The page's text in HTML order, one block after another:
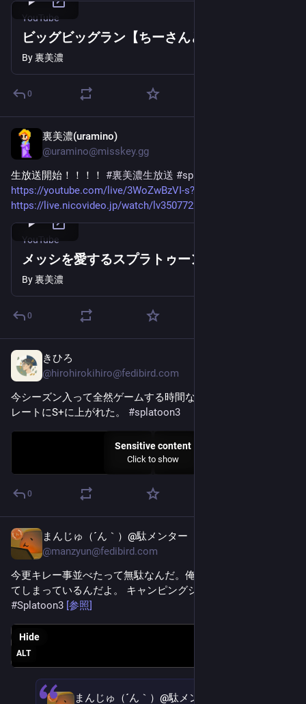
YouTube
ビッグビッグラン【ちーさんと一緒】
By裏美濃
0
裏美濃(uramino)
@uramino@misskey.gg
生放送開始！！！！ #裏美濃生放送 #splatoon3
https://youtube.com/live/3WoZwBzVI-s?feature=share
https://live.nicovideo.jp/watch/lv350772228
YouTube
メッシを愛するスプラトゥーン3
By裏美濃
0
きひろ
@hirohirokihiro@fedibird.com
今シーズン入って全然ゲームする時間なかったけど、どスト
レートにS+に上がれた。 #splatoon3
Sensitive content
Click to show
0
まんじゅ（´ん｀）@駄メンター
@manzyun@fedibird.com
今更キレー事並べたって無駄なんだ。俺はもう、取り憑かれ
#Splatoon3 [参照]
ALT
Hide
まんじゅ（´ん｀）@駄メンター